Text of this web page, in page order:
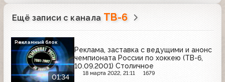
Ещё записи с канала ТВ-6
01:34
Реклама, заставка с ведущими и анонс
чемпионата России по хоккею (ТВ-6,
10.09.2001) Столичное
18 марта 2022, 21:11 1679
Рекламный блок